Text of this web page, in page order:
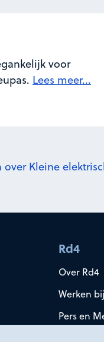
voor
Lees meer...
Kleine
Rd4
Over Rd4
Werken
Pers en